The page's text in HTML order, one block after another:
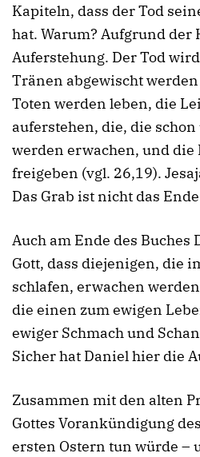
Kapiteln, dass der Tod
hat. Warum? Aufgrund der
Auferstehung. Der Tod
Tränen abgewischt
Toten werden leben, die
auferstehen, die, die
werden erwachen, und die
freigeben (vgl. 26,19).
Das Grab ist nicht das
Auch am Ende des
Gott, dass diejenigen, die
schlafen, erwachen
die einen zum ewigen
ewiger Schmach und
Sicher hat Daniel hier die
Zusammen mit den alten
Gottes Vorankündigung
ersten Ostern tun würde –